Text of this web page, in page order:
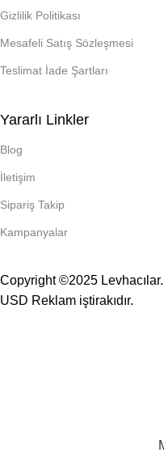
Gizlilik Politikası
Mesafeli Satış Sözleşmesi
Teslimat İade Şartları
Yararlı Linkler
Blog
İletişim
Sipariş Takip
Kampanyalar
Copyright ©2025 Levhacılar.
USD Reklam iştirakıdır.